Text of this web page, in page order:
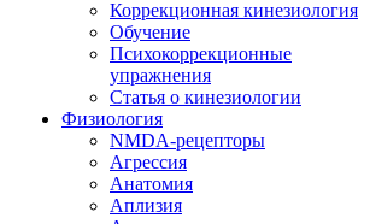
Коррекционная кинезиология
Обучение
Психокоррекционные
упражнения
Статья о кинезиологии
Физиология
NMDA-рецепторы
Агрессия
Анатомия
Аплизия